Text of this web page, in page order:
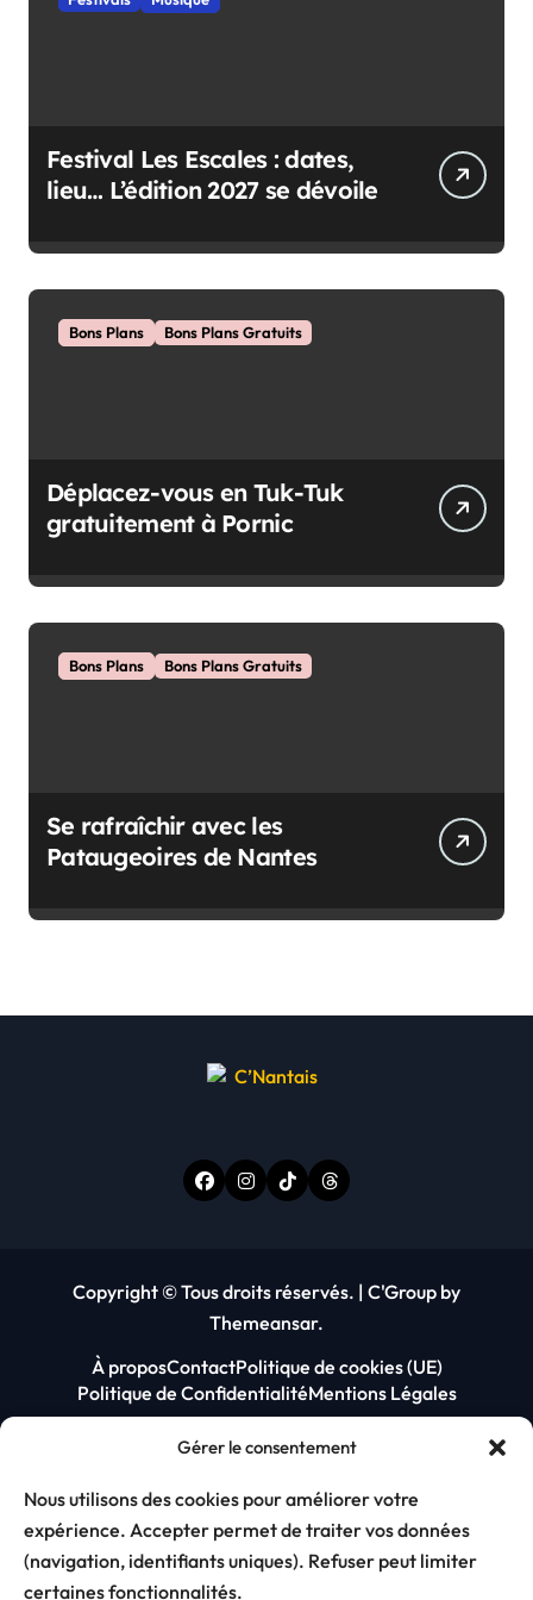
Gérer le consentement
Nous utilisons des cookies pour améliorer votre
expérience. Accepter permet de traiter vos données
(navigation, identifiants uniques). Refuser peut limiter
certaines fonctionnalités.
a
n
Festival Les Escales : dates,
lieu… L’édition 2027 se dévoile
Bons Plans Bons Plans Gratuits
Déplacez-vous en Tuk-Tuk
gratuitement à Pornic
Bons Plans Bons Plans Gratuits
Se rafraîchir avec les
Pataugeoires de Nantes
Copyright © Tous droits réservés. | C'Group by
Themeansar.
À proposContactPolitique de cookies (UE)
Politique de ConfidentialitéMentions Légales